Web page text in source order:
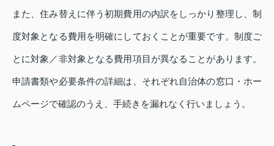
また、住み替えに伴う初期費用の内訳をしっかり整理し、制
度対象となる費用を明確にしておくことが重要です。制度ご
とに対象／非対象となる費用項目が異なることがあります。
申請書類や必要条件の詳細は、それぞれ自治体の窓口・ホー
ムページで確認のうえ、手続きを漏れなく行いましょう。